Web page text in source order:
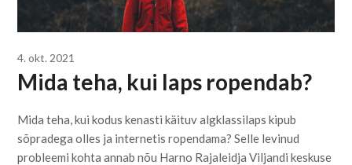
4. okt. 2021
Mida teha, kui laps ropendab?
Mida teha, kui kodus kenasti käituv algklassilaps kipub
sõpradega olles ja internetis ropendama? Selle levinud
probleemi kohta annab nõu Harno Rajaleidja Viljandi keskuse